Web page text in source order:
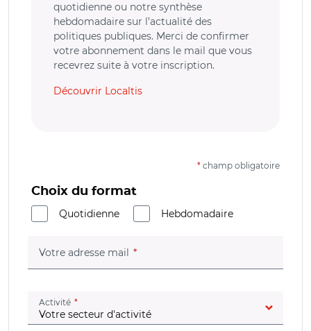
quotidienne ou notre synthèse
hebdomadaire sur l’actualité des
politiques publiques. Merci de confirmer
votre abonnement dans le mail que vous
recevrez suite à votre inscription.
Découvrir Localtis
* champ obligatoire
Choix du format
Quotidienne
Hebdomadaire
Votre adresse mail (champ obligatoire)
Activité (champ obligatoire)